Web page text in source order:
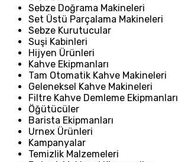
Sebze Doğrama Makineleri
Set Üstü Parçalama Makineleri
Sebze Kurutucular
Suşi Kabinleri
Hijyen Ürünleri
Kahve Ekipmanları
Tam Otomatik Kahve Makineleri
Geleneksel Kahve Makineleri
Filtre Kahve Demleme Ekipmanları
Öğütücüler
Barista Ekipmanları
Urnex Ürünleri
Kampanyalar
Temizlik Malzemeleri